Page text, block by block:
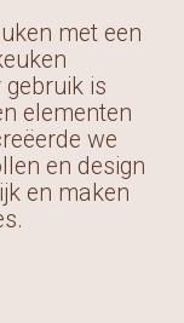
met een
is
elementen
we
en design
en maken